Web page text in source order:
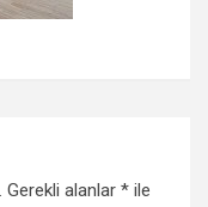
Gerekli alanlar * ile